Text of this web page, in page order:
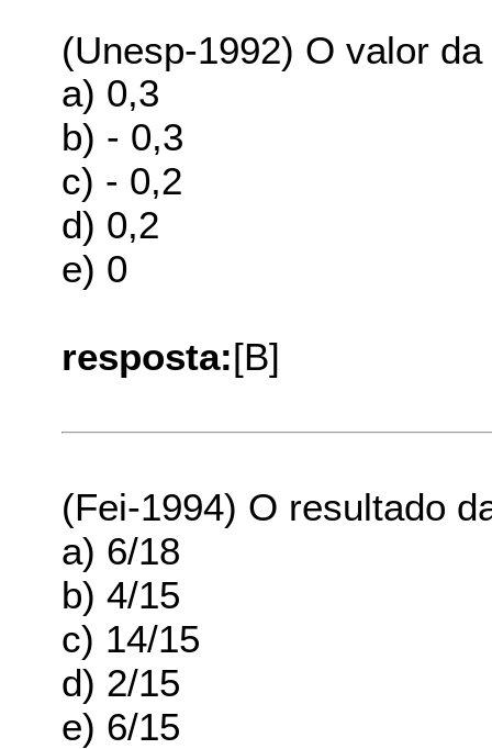
(Unesp-1992) O valor
a) 0,3
b) - 0,3
c) - 0,2
d) 0,2
e) 0
resposta:[B]
(Fei-1994) O resultado
a) 6/18
b) 4/15
c) 14/15
d) 2/15
e) 6/15